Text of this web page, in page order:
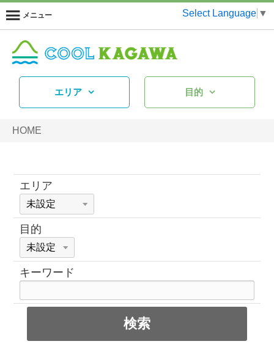
メニュー Select Language ▼
エリア 目的
HOME
エリア
目的
キーワード